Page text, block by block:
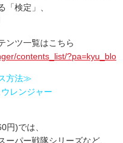
検定」、
ンツ一覧はこちら
contents_list/?pa=kyu_blo
方法≫
レンジャー
円)では、
ーパー戦隊シリーズなど、